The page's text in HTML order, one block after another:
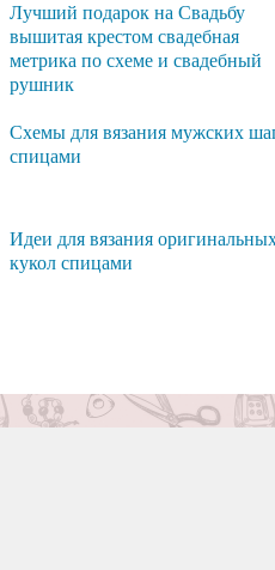
Лучший подарок на Свадьбу
вышитая крестом свадебная
метрика по схеме и свадебный
рушник
Схемы для вязания мужских
спицами
Идеи для вязания
кукол спицами